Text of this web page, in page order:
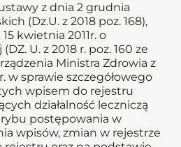
z dnia 2 grudnia
(Dz.U. z 2018 poz. 168),
kwietnia 2011r. o
U. z 2018 r. poz. 160 ze
Ministra Zdrowia z
w sprawie szczegółowego
wpisem do rejestru
działalność leczniczą
postępowania w
wpisów, zmian w rejestrze